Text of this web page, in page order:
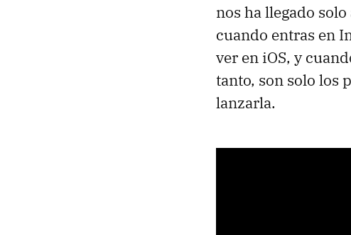
nos ha llegado
cuando entras en
ver en iOS, y
tanto, son solo los
lanzarla.